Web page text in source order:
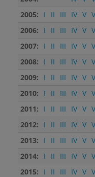
2005:
I II III IV V
2006:
I II III IV V
2007:
I II III IV V
2008:
I II III IV V
2009:
I II III IV V
2010:
I II III IV V
2011:
I II III IV V
2012:
I II III IV V
2013:
I II III IV V
2014:
I II III IV V
2015:
I II III IV V